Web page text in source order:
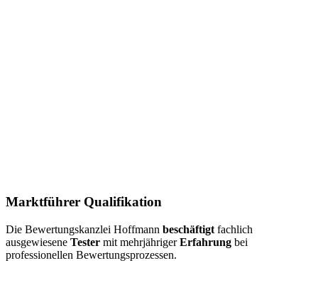
Marktführer Qualifikation
Die Bewertungskanzlei Hoffmann beschäftigt fachlich
ausgewiesene Tester mit mehrjährigerErfahrung bei
professionellen Bewertungsprozessen.